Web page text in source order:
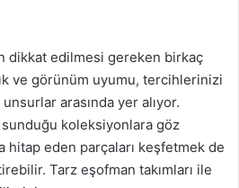
dikkat edilmesi gereken birkaç
ve görünüm uyumu, tercihlerinizi
arasında yer alıyor.
sunduğu koleksiyonlara göz
hitap eden parçaları keşfetmek de
Tarz eşofman takımları ile